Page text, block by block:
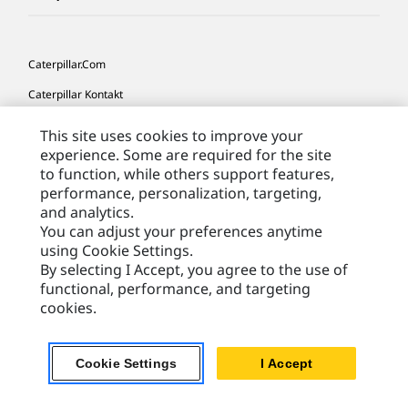
Caterpillar.com
Caterpillar Kontakt
Moje Preferencje Marketingowe
Site Map
Cookie Settings
Legal
Privacy
Europe - Polish© 2026 Caterpillar. Wszelkie prawa zastrzeżone.
This site uses cookies to improve your
experience. Some are required for the site
to function, while others support features,
performance, personalization, targeting,
and analytics.
You can adjust your preferences anytime
using Cookie Settings.
By selecting I Accept, you agree to the use of
functional, performance, and targeting
cookies.
Cookie Settings I Accept